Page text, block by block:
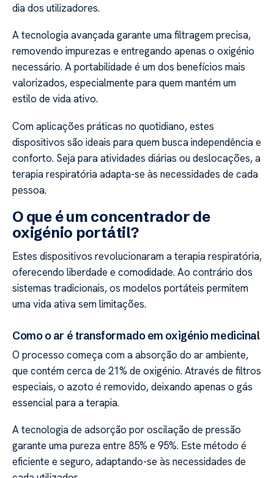
dia dos utilizadores.
A tecnologia avançada garante uma filtragem precisa,
removendo impurezas e entregando apenas o oxigénio
necessário. A portabilidade é um dos benefícios mais
valorizados, especialmente para quem mantém um
estilo de vida ativo.
Com aplicações práticas no quotidiano, estes
dispositivos são ideais para quem busca independência e
conforto. Seja para atividades diárias ou deslocações, a
terapia respiratória adapta-se às necessidades de cada
pessoa.
O que é um concentrador de
oxigénio portátil?
Estes dispositivos revolucionaram a terapia respiratória,
oferecendo liberdade e comodidade. Ao contrário dos
sistemas tradicionais, os modelos portáteis permitem
uma vida ativa sem limitações.
Como o ar é transformado em oxigénio medicinal
O processo começa com a absorção do ar ambiente,
que contém cerca de 21% de oxigénio. Através de filtros
especiais, o azoto é removido, deixando apenas o gás
essencial para a terapia.
A tecnologia de adsorção por oscilação de pressão
garante uma pureza entre 85% e 95%. Este método é
eficiente e seguro, adaptando-se às necessidades de